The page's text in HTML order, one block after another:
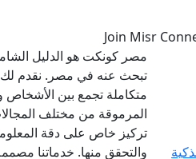
مصر كونكت هو الدليل
تبحث عنه في مصر. نقدم
متكاملة تجمع بين
المرموقة من مختلف
تركيز خاص على دقة
والتحقق منها. خدماتنا